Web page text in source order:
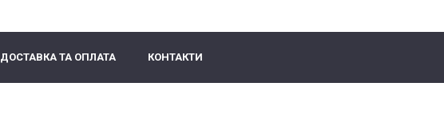
ДОСТАВКА ТА ОПЛАТА КОНТАКТИ